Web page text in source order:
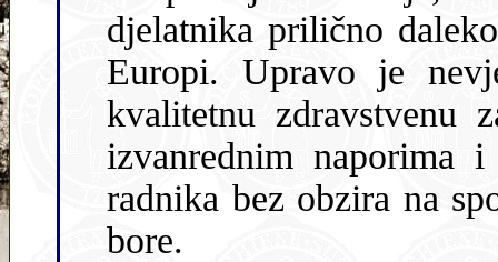
djelatnika prilično daleko od
Europi. Upravo je
kvalitetnu zdravstvenu zaštitu. Imamo je samo zahvaljujući
izvanrednim naporima i nesebičnom zalaganju
radnika bez obzira na
bore.